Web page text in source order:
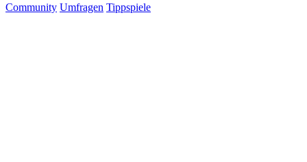
Community Umfragen Tippspiele